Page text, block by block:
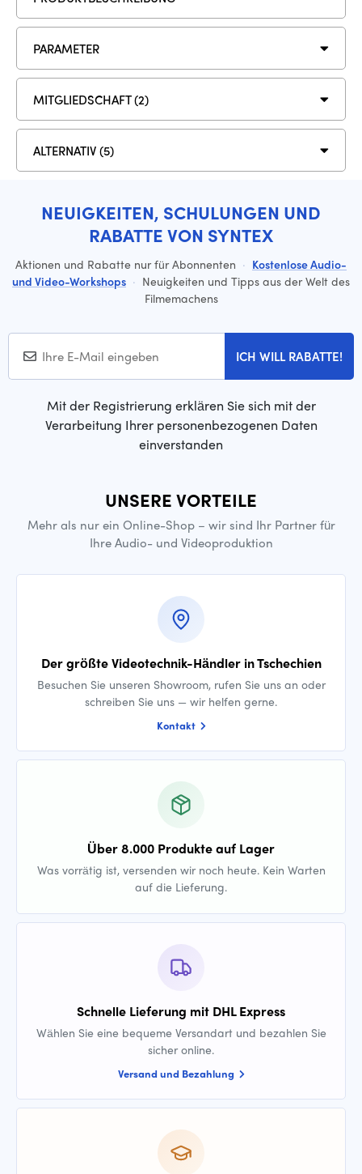
PARAMETER
MITGLIEDSCHAFT (2)
ALTERNATIV (5)
NEUIGKEITEN, SCHULUNGEN UND
RABATTE VON SYNTEX
Aktionen und Rabatte nur für Abonnenten · Kostenlose Audio-
und Video-Workshops · Neuigkeiten und Tipps aus der Welt des
Filmemachens
ICH WILL RABATTE!
Mit der Registrierung erklären Sie sich mit der
Verarbeitung Ihrer personenbezogenen Daten
einverstanden
UNSERE VORTEILE
Mehr als nur ein Online-Shop – wir sind Ihr Partner für
Ihre Audio- und Videoproduktion
Der größte Videotechnik-Händler in Tschechien
Besuchen Sie unseren Showroom, rufen Sie uns an oder
schreiben Sie uns — wir helfen gerne.
Kontakt
Über 8.000 Produkte auf Lager
Was vorrätig ist, versenden wir noch heute. Kein Warten
auf die Lieferung.
Schnelle Lieferung mit DHL Express
Wählen Sie eine bequeme Versandart und bezahlen Sie
sicher online.
Versand und Bezahlung